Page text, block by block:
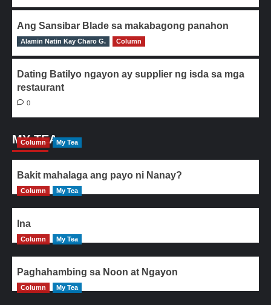
Ang Sansibar Blade sa makabagong panahon
0
Alamin Natin Kay Charo G. Column
Dating Batilyo ngayon ay supplier ng isda sa mga
restaurant
0
MY TEA
Column My Tea
Bakit mahalaga ang payo ni Nanay?
Column My Tea
Ina
Column My Tea
Paghahambing sa Noon at Ngayon
Column My Tea